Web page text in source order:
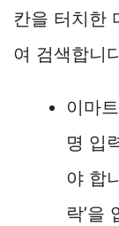
칸을 터치한
여 검색합니
이마
명 입
야 합
락’을